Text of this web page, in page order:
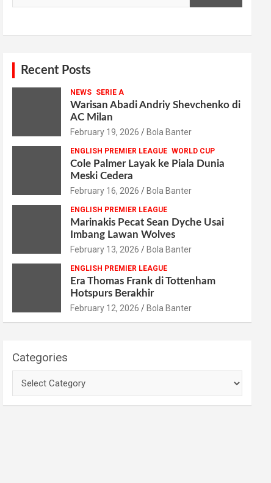
Recent Posts
NEWS SERIE A
Warisan Abadi Andriy Shevchenko di
AC Milan
February 19, 2026 Bola Banter
ENGLISH PREMIER LEAGUE WORLD CUP
Cole Palmer Layak ke Piala Dunia
Meski Cedera
February 16, 2026 Bola Banter
ENGLISH PREMIER LEAGUE
Marinakis Pecat Sean Dyche Usai
Imbang Lawan Wolves
February 13, 2026 Bola Banter
ENGLISH PREMIER LEAGUE
Era Thomas Frank di Tottenham
Hotspurs Berakhir
February 12, 2026 Bola Banter
Categories